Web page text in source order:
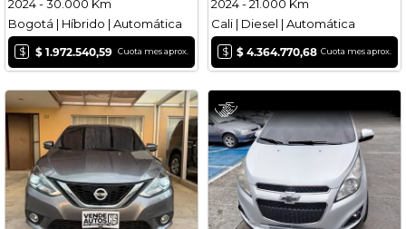
2024 - 30.000 Km
Bogotá | Híbrido | Automática
$ $ 1.972.540,59 Cuota mes aprox.
2024 - 21.000 Km
Cali | Diesel | Automática
$ $ 4.364.770,68 Cuota mes aprox.